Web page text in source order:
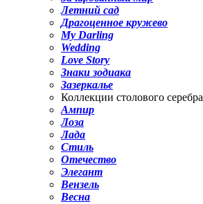
Летний сад
Драгоценное кружево
My Darling
Wedding
Love Story
Знаки зодиака
Зазеркалье
Коллекции столового серебра
Ампир
Лоза
Лада
Стиль
Отечество
Элегант
Вензель
Весна